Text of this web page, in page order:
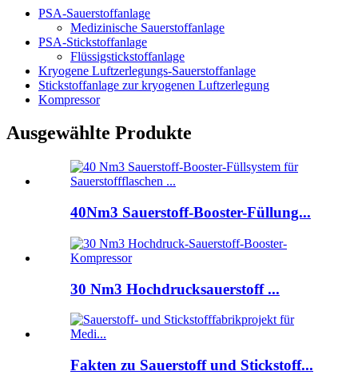
PSA-Sauerstoffanlage
Medizinische Sauerstoffanlage
PSA-Stickstoffanlage
Flüssigstickstoffanlage
Kryogene Luftzerlegungs-Sauerstoffanlage
Stickstoffanlage zur kryogenen Luftzerlegung
Kompressor
Ausgewählte Produkte
40Nm3 Sauerstoff-Booster-Füllung...
30 Nm3 Hochdrucksauerstoff ...
Fakten zu Sauerstoff und Stickstoff...